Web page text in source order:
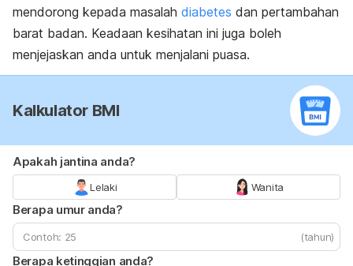
mendorong kepada masalah diabetes dan pertambahan
barat badan. Keadaan kesihatan ini juga boleh
menjejaskan anda untuk menjalani puasa.
Kalkulator BMI
Apakah jantina anda?
Lelaki Wanita
Berapa umur anda?
(tahun)
Berapa ketinggian anda?